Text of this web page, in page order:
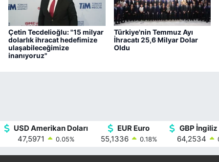
Çetin Tecdelioğlu: "15 milyar
dolarlık ihracat hedefimize
ulaşabileceğimize
inanıyoruz"
Türkiye'nin Temmuz Ayı
İhracatı 25,6 Milyar Dolar
Oldu
USD Amerikan Doları
47,5971
0.05%
EUR Euro
55,1336
0.18%
GBP
64,2534